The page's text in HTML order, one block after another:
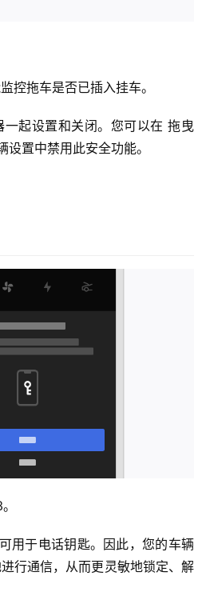
控拖车是否已插入挂车。
起设置和关闭。您可以在 拖曳
置中禁用此安全功能。
用于电话钥匙。因此，您的车辆
行通信，从而更灵敏地锁定、解